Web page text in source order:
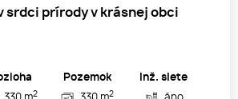
srdci prírody v krásnej obci
2
Pozemok
2
Inž. siete